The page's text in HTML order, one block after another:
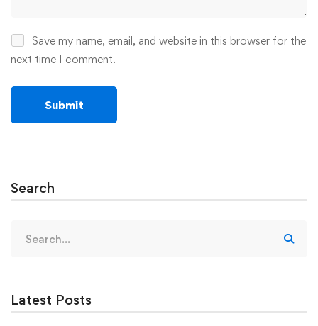
Save my name, email, and website in this browser for the
next time I comment.
Search
for:
Latest Posts